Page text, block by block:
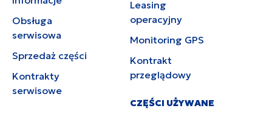
Obsługa
serwisowa
Sprzedaż części
Kontrakty
serwisowe
Leasing
operacyjny
Monitoring GPS
Kontrakt
przeglądowy
CZĘŚCI UŻYWANE